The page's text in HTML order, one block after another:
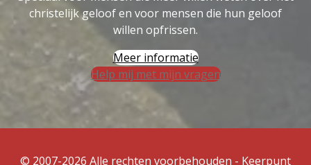
christelijk geloof en voor mensen die hun geloof
willen opfrissen.
Meer informatie
Help mij met mijn vragen
© 2007-2026 Alle rechten voorbehouden - Keerpunt